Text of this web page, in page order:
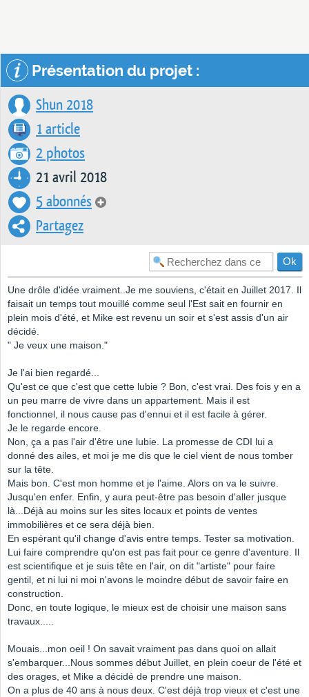
Présentation du projet :
Shun 2018
1 article
2 photos
21 avril 2018
5 abonnés
Partagez
Une drôle d'idée vraiment..Je me souviens, c'était en Juillet 2017. Il
faisait un temps tout mouillé comme seul l'Est sait en fournir en
plein mois d'été, et Mike est revenu un soir et s'est assis d'un air
décidé.
" Je veux une maison."
Je l'ai bien regardé...
Qu'est ce que c'est que cette lubie ? Bon, c'est vrai. Des fois y en a
un peu marre de vivre dans un appartement. Mais il est
fonctionnel, il nous cause pas d'ennui et il est facile à gérer.
Je le regarde encore.
Non, ça a pas l'air d'être une lubie. La promesse de CDI lui a
donné des ailes, et moi je me dis que le ciel vient de nous tomber
sur la tête.
Mais bon. C'est mon homme et je l'aime. Alors on va le suivre.
Jusqu'en enfer. Enfin, y aura peut-être pas besoin d'aller jusque
là...Déjà au moins sur les sites locaux et points de ventes
immobilières et ce sera déjà bien.
En espérant qu'il change d'avis entre temps. Tester sa motivation.
Lui faire comprendre qu'on est pas fait pour ce genre d'aventure. Il
est scientifique et je suis tête en l'air, on dit "artiste" pour faire
gentil, et ni lui ni moi n'avons le moindre début de savoir faire en
construction.
Donc, en toute logique, le mieux est de choisir une maison sans
travaux.....
Mouais...mon oeil ! On savait vraiment pas dans quoi on allait
s'embarquer...Nous sommes début Juillet, en plein coeur de l'été et
des orages, et Mike a décidé de prendre une maison.
On a plus de 40 ans à nous deux. C'est déjà trop vieux et c'est une